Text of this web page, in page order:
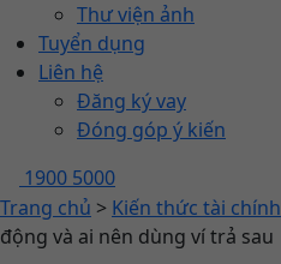
Thư viện ảnh
Tuyển dụng
Liên hệ
Đăng ký vay
Đóng góp ý kiến
1900 5000
Trang chủ > Kiến thức tài chính
động và ai nên dùng ví trả sau